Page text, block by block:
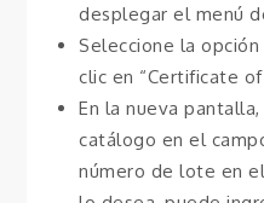
desplegar el menú
Seleccione la opción
clic en “Certificate of
En la nueva
catálogo en el
número de lote en